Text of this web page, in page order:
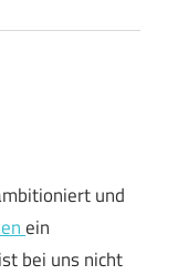
und
ein
bei uns nicht